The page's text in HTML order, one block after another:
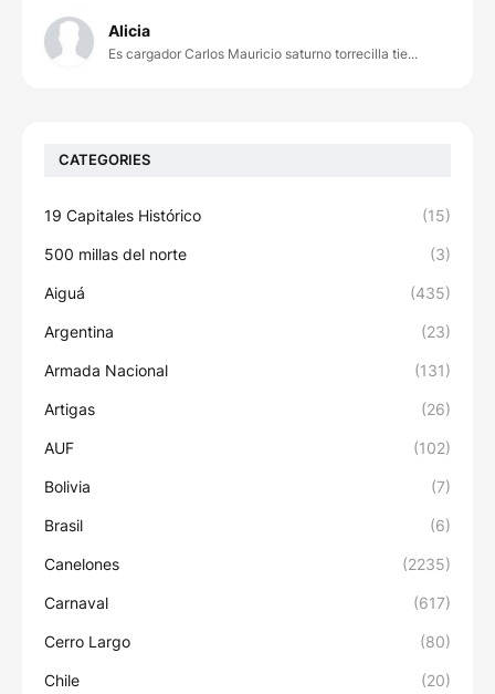
Alicia
Es cargador Carlos Mauricio saturno torrecilla tie...
CATEGORIES
19 Capitales Histórico (15)
500 millas del norte (3)
Aiguá (435)
Argentina (23)
Armada Nacional (131)
Artigas (26)
AUF (102)
Bolivia (7)
Brasil (6)
Canelones (2235)
Carnaval (617)
Cerro Largo (80)
Chile (20)